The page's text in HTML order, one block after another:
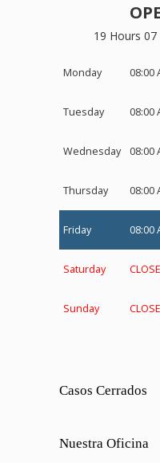
19 Hours
Monday 08:00
Tuesday 08:00
Wednesday 08:00
Thursday 08:00
Friday 08:00
Saturday
Sunday
Casos Cerrados
Nuestra Oficina